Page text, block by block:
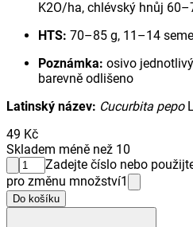
K2O/ha, chlévský hnůj
HTS: 70–85 g, 11–14
Poznámka: osivo
barevně odlišeno
Latinský název: Cucurbita pepo
49 Kč
Skladem méně než 10
Zadejte číslo nebo
pro změnu množství1
Do košíku